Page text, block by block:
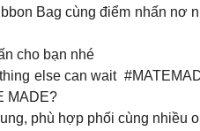
Bag cùng điểm nhấn nơ
cho bạn nhé
else can wait
MADE?
phù hợp phối cùng nhiều